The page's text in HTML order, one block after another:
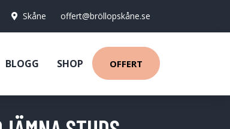
Skåne offert@bröllopskåne.se
BLOGG SHOP OFFERT